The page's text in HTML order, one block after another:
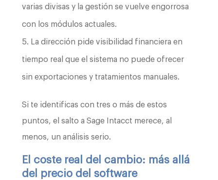
varias divisas y la gestión se vuelve engorrosa
con los módulos actuales.
La dirección pide visibilidad financiera en
tiempo real que el sistema no puede ofrecer
sin exportaciones y tratamientos manuales.
Si te identificas con tres o más de estos
puntos, el salto a Sage Intacct merece, al
menos, un análisis serio.
El coste real del cambio: más allá
del precio del software